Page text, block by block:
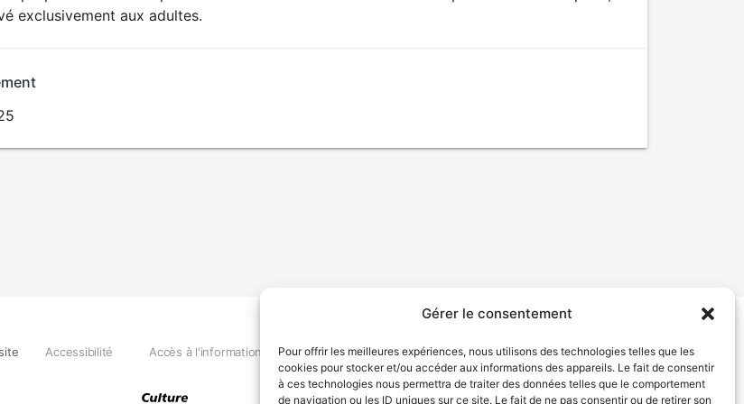
Gérer le consentement
Pour offrir les meilleures expériences, nous utilisons des technologies telles que les
cookies pour stocker et/ou accéder aux informations des appareils. Le fait de consentir
à ces technologies nous permettra de traiter des données telles que le comportement
de navigation ou les ID uniques sur ce site. Le fait de ne pas consentir ou de retirer son
EXPLICITE
exclusivement aux adultes.
Accessibilité Accès à l'information Déclaration de services Politique de confidentialité